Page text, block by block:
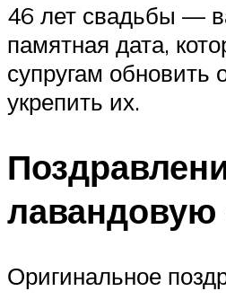
46 лет свадьбы —
памятная дата,
супругам обновить
укрепить их.
лавандовую
Оригинальное